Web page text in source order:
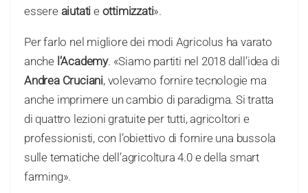
essere aiutati e ottimizzati».
Per farlo nel migliore dei modi Agricolus ha varato
anche l’Academy. «Siamo partiti nel 2018 dall’idea di
Andrea Cruciani, volevamo fornire tecnologie ma
anche imprimere un cambio di paradigma. Si tratta
di quattro lezioni gratuite per tutti, agricoltori e
professionisti, con l’obiettivo di fornire una bussola
sulle tematiche dell’agricoltura 4.0 e della smart
farming».